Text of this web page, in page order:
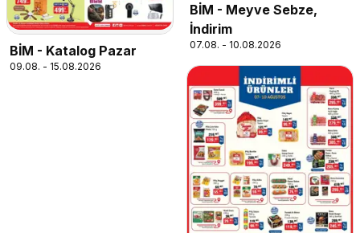
BİM - Katalog Pazar
09.08. - 15.08.2026
BİM - Meyve Sebze,
İndirim
07.08. - 10.08.2026